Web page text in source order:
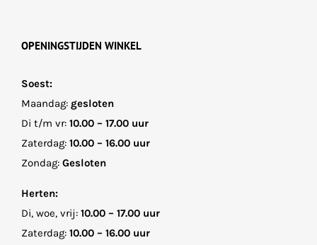
OPENINGSTIJDEN WINKEL
Soest:
Maandag: gesloten
Di t/m vr: 10.00 – 17.00 uur
Zaterdag: 10.00 – 16.00 uur
Zondag: Gesloten
Herten:
Di, woe, vrij: 10.00 – 17.00 uur
Zaterdag: 10.00 – 16.00 uur